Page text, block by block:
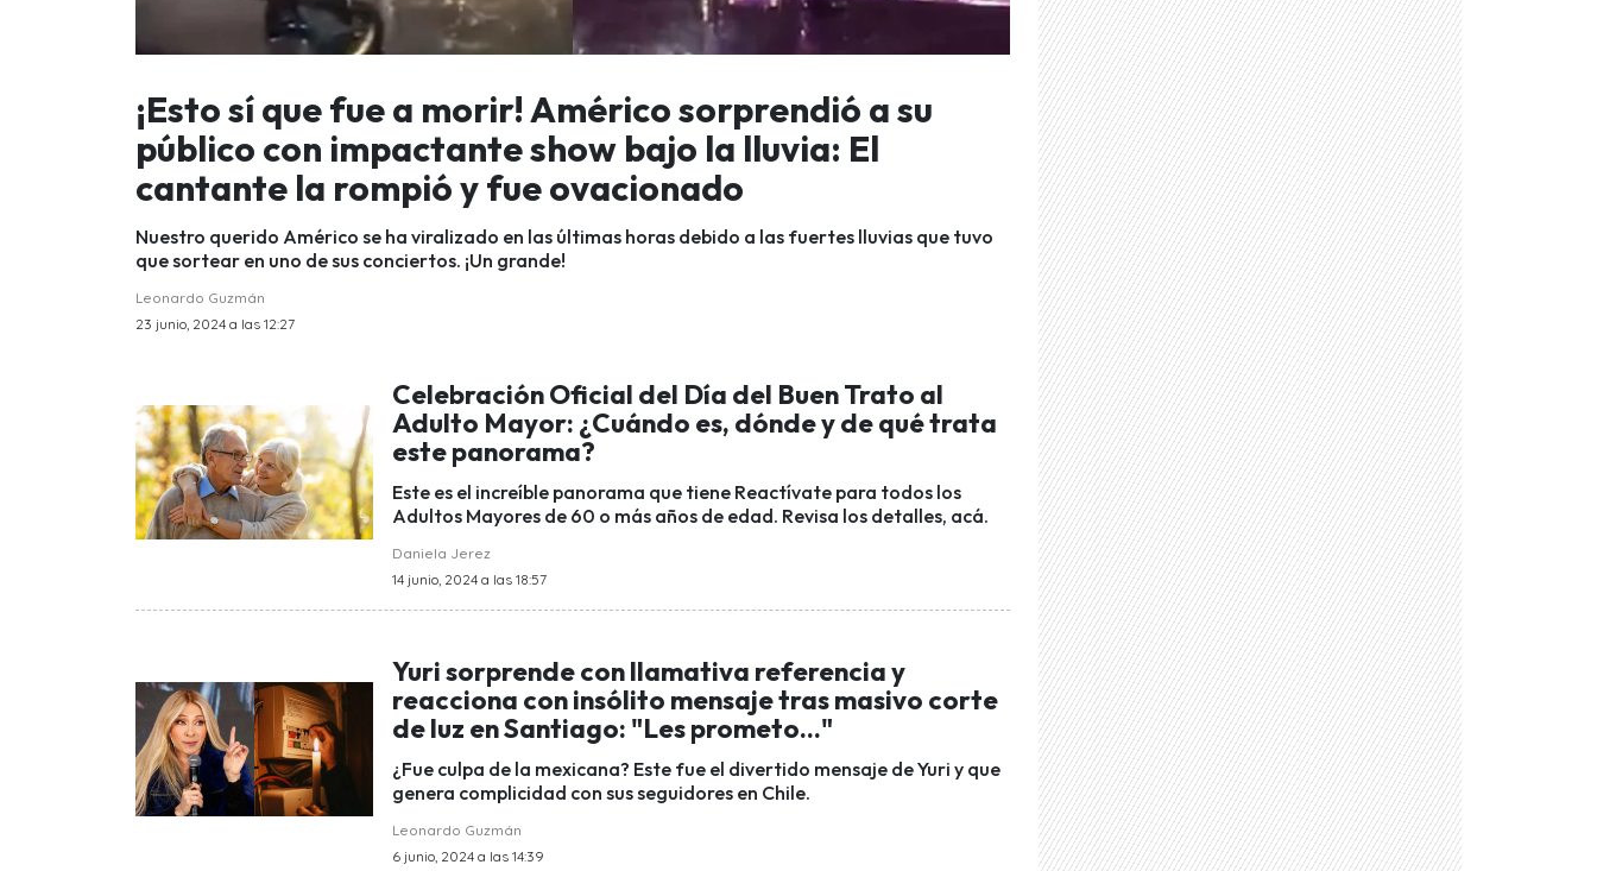
¡Esto sí que fue a morir! Américo sorprendió a su
público con impactante show bajo la lluvia: El
cantante la rompió y fue ovacionado
Nuestro querido Américo se ha viralizado en las últimas horas debido a las fuertes lluvias que tuvo
que sortear en uno de sus conciertos. ¡Un grande!
Leonardo Guzmán
23 junio, 2024 a las 12:27
Celebración Oficial del Día del Buen Trato al
Adulto Mayor: ¿Cuándo es, dónde y de qué trata
este panorama?
Este es el increíble panorama que tiene Reactívate para todos los
Adultos Mayores de 60 o más años de edad. Revisa los detalles, acá.
Daniela Jerez
14 junio, 2024 a las 18:57
Yuri sorprende con llamativa referencia y
reacciona con insólito mensaje tras masivo corte
de luz en Santiago: "Les prometo..."
¿Fue culpa de la mexicana? Este fue el divertido mensaje de Yuri y que
genera complicidad con sus seguidores en Chile.
Leonardo Guzmán
6 junio, 2024 a las 14:39